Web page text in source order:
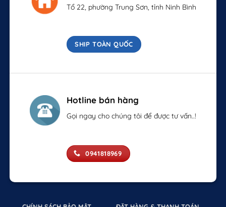
Tổ 22, phường Trung Sơn, tỉnh Ninh Bình
SHIP TOÀN QUỐC
Hotline bán hàng
Gọi ngay cho chúng tôi để được tư vấn..!
0941818969